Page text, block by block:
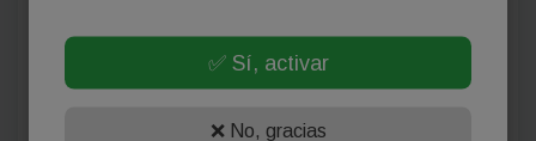
✅ Sí, activar
❌ No, gracias